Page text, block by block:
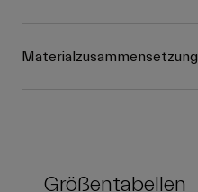
Materialzusammensetzung
Größentabellen